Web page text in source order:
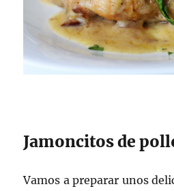
Jamoncitos de
Vamos a preparar unos